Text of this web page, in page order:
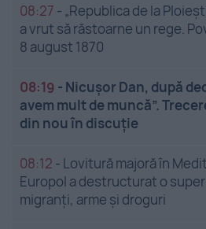
08:27 - „Republica de la
a vrut să răstoarne un rege.
8 august 1870
08:19 - Nicușor Dan, după
avem mult de muncă”.
din nou în discuție
08:12 - Lovitură majoră în
Europol a destructurat o
migranți, arme și droguri